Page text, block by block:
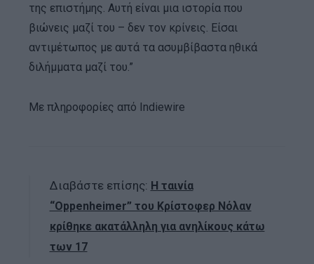
της επιστήμης. Αυτή είναι μια ιστορία που
βιώνεις μαζί του – δεν τον κρίνεις. Είσαι
αντιμέτωπος με αυτά τα ασυμβίβαστα ηθικά
διλήμματα μαζί του.”
Με πληροφορίες από Indiewire
Διαβάστε επίσης: Η ταινία
“Oppenheimer” του Κρίστοφερ Νόλαν
κρίθηκε ακατάλληλη για ανηλίκους κάτω
των 17